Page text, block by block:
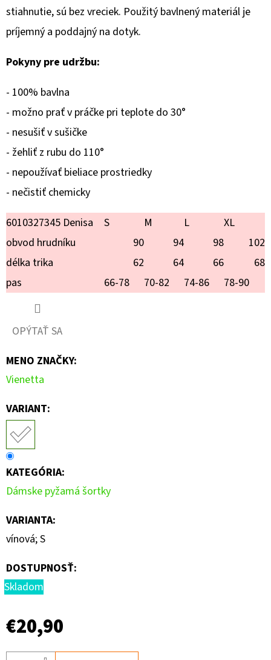
stiahnutie, sú bez vreciek. Použitý bavlnený materiál je
príjemný a poddajný na dotyk.
Pokyny pre udržbu:
- 100% bavlna
- možno prať v práčke pri teplote do 30°
- nesušiť v sušičke
- žehliť z rubu do 110°
- nepoužívať bieliace prostriedky
- nečistiť chemicky
6010327345 Denisa
S M L
XL
obvod hrudníku
90 94 98
102
délka trika
62 64 66
68
pas
66-78 70-82 74-86 78-90
OPÝTAŤ SA
MENO ZNAČKY:
Vienetta
VARIANT:
KATEGÓRIA:
Dámske pyžamá šortky
VARIANTA:
vínová; S
DOSTUPNOSŤ:
Skladom
€20,90
DÁMSKA
NOČNÁ
KOŠEĽA
KRÁTKYM
RUKÁVOM
€25,90